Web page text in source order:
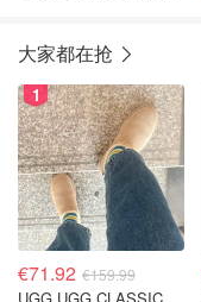
大家都在抢
1
€71.92 €159.99